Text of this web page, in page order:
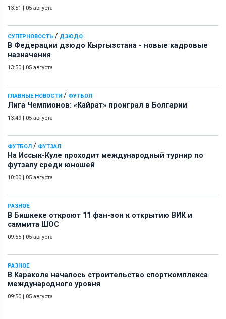
13:51 | 05 августа
СУПЕРНОВОСТЬ / ДЗЮДО
В Федерации дзюдо Кыргызстана - новые кадровые
назначения
13:50 | 05 августа
ГЛАВНЫЕ НОВОСТИ / ФУТБОЛ
Лига Чемпионов: «Кайрат» проиграл в Болгарии
13:49 | 05 августа
ФУТБОЛ / ФУТЗАЛ
На Иссык-Куле проходит международный турнир по
футзалу среди юношей
10:00 | 05 августа
РАЗНОЕ
В Бишкеке откроют 11 фан-зон к открытию ВИК и
саммита ШОС
09:55 | 05 августа
РАЗНОЕ
В Караколе началось строительство спорткомплекса
международного уровня
09:50 | 05 августа